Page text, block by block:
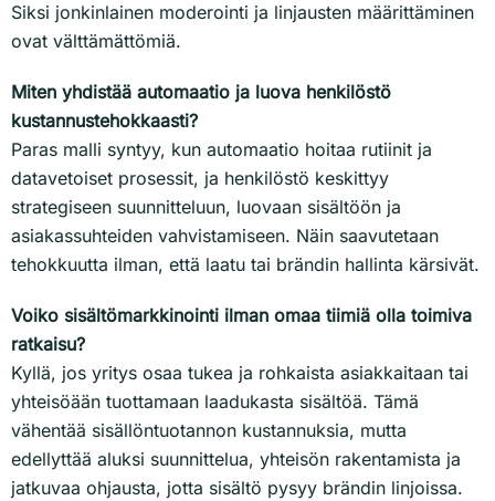
Siksi jonkinlainen moderointi ja linjausten määrittäminen
ovat välttämättömiä.
Miten yhdistää automaatio ja luova henkilöstö
kustannustehokkaasti?
Paras malli syntyy, kun automaatio hoitaa rutiinit ja
datavetoiset prosessit, ja henkilöstö keskittyy
strategiseen suunnitteluun, luovaan sisältöön ja
asiakassuhteiden vahvistamiseen. Näin saavutetaan
tehokkuutta ilman, että laatu tai brändin hallinta kärsivät.
Voiko sisältömarkkinointi ilman omaa tiimiä olla toimiva
ratkaisu?
Kyllä, jos yritys osaa tukea ja rohkaista asiakkaitaan tai
yhteisöään tuottamaan laadukasta sisältöä. Tämä
vähentää sisällöntuotannon kustannuksia, mutta
edellyttää aluksi suunnittelua, yhteisön rakentamista ja
jatkuvaa ohjausta, jotta sisältö pysyy brändin linjoissa.